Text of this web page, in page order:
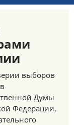
выборов
Думы
Федерации,